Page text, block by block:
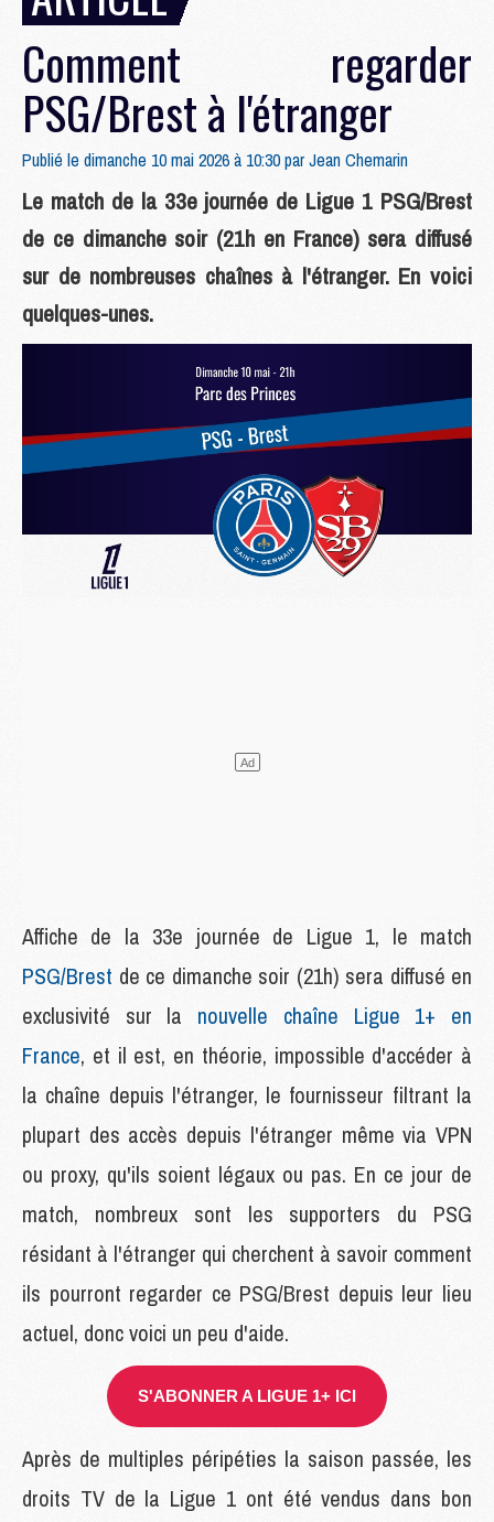
Comment regarder
PSG/Brest à l'étranger
Publié le dimanche 10 mai 2026 à 10:30 parJean Chemarin
Le match de la 33e journée de Ligue 1 PSG/Brest
de ce dimanche soir (21h en France) sera diffusé
sur de nombreuses chaînes à l'étranger. En voici
quelques-unes.
Affiche de la 33e journée de Ligue 1, le match
PSG/Brest de ce dimanche soir (21h) sera diffusé en
exclusivité sur la nouvelle chaîne Ligue 1+ en
France, et il est, en théorie, impossible d'accéder à
la chaîne depuis l'étranger, le fournisseur filtrant la
plupart des accès depuis l'étranger même via VPN
ou proxy, qu'ils soient légaux ou pas. En ce jour de
match, nombreux sont les supporters du PSG
résidant à l'étranger qui cherchent à savoir comment
ils pourront regarder ce PSG/Brest depuis leur lieu
actuel, donc voici un peu d'aide.
S'ABONNER A LIGUE 1+ ICI
Après de multiples péripéties la saison passée, les
droits TV de la Ligue 1 ont été vendus dans bon